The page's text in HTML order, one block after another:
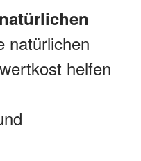
natürlichen
helfen